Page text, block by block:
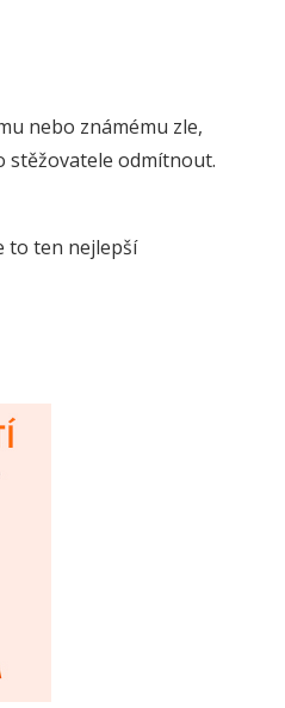
nebo známému zle,
stěžovatele odmítnout.
to ten nejlepší